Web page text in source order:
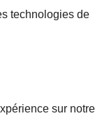
technologies de
sur notre